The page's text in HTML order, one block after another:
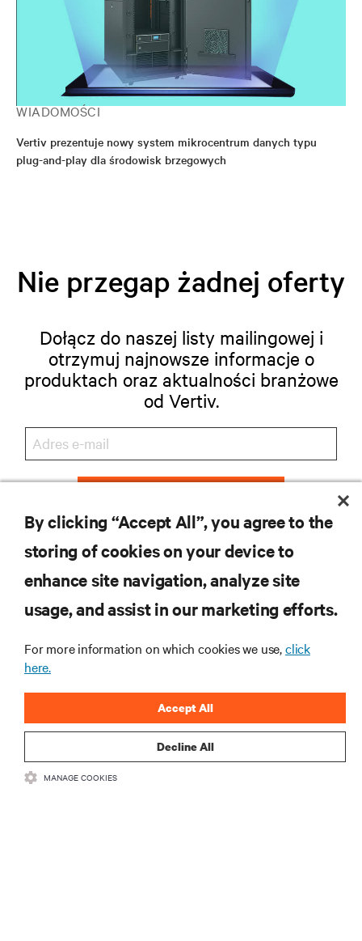
WIADOMOŚCI
Vertiv prezentuje nowy system mikrocentrum danych typu
plug-and-play dla środowisk brzegowych
Nie przegap żadnej oferty
Dołącz do naszej listy mailingowej i
otrzymuj najnowsze informacje o
produktach oraz aktualności branżowe
od Vertiv.
ZASOBY
O NAS
DOŁĄCZ DO NAS
By clicking “Accept All”, you agree to the
storing of cookies on your device to
enhance site navigation, analyze site
usage, and assist in our marketing efforts.
For more information on which cookies we use,click
here.
Decline All
Accept All
MANAGE COOKIES